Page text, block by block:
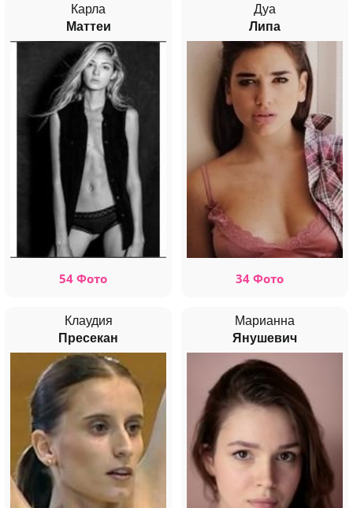
Карла
Маттеи
54 Фото
Дуа
Липа
34 Фото
Клаудия
Пресекан
Марианна
Янушевич